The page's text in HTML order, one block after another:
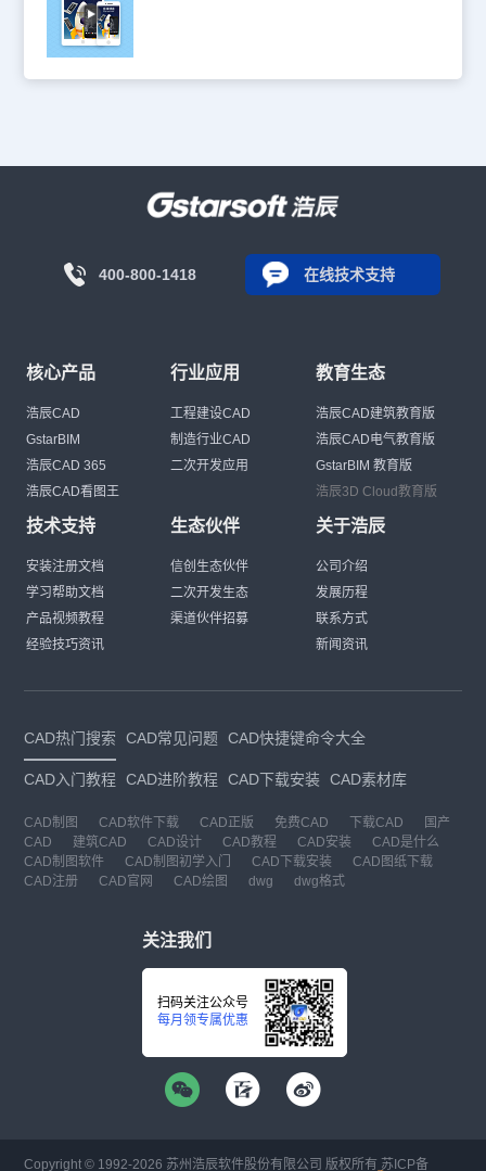
400-800-1418 在线技术支持
核心产品
浩辰CAD
GstarBIM
浩辰CAD 365
浩辰CAD看图王
行业应用
工程建设CAD
制造行业CAD
二次开发应用
教育生态
浩辰CAD建筑教育版
浩辰CAD电气教育版
GstarBIM 教育版
浩辰3D Cloud教育版
技术支持
安装注册文档
学习帮助文档
产品视频教程
经验技巧资讯
生态伙伴
信创生态伙伴
二次开发生态
渠道伙伴招募
关于浩辰
公司介绍
发展历程
联系方式
新闻资讯
CAD热门搜索 CAD常见问题 CAD快捷键命令大全
CAD入门教程 CAD进阶教程 CAD下载安装 CAD素材库
CAD制图 CAD软件下载 CAD正版 免费CAD 下载CAD
国产
CAD
建筑CAD CAD设计 CAD教程 CAD安装
CAD是什么
CAD制图软件
CAD制图初学入门 CAD下载安装
CAD图纸下载
CAD注册
CAD官网 CAD绘图 dwg dwg格式
关注我们
扫码关注公众号
每月领专属优惠
Copyright © 1992-2026 苏州浩辰软件股份有限公司 版权所有 苏ICP备